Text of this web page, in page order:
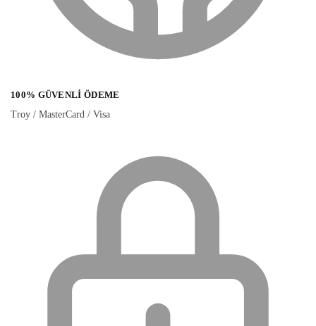
100% GÜVENLI ÖDEME
Troy / MasterCard / Visa